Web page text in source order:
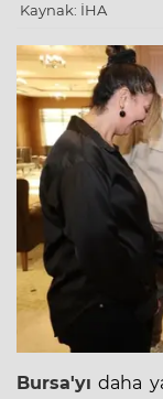
Kaynak: İHA
Bursa'yı daha